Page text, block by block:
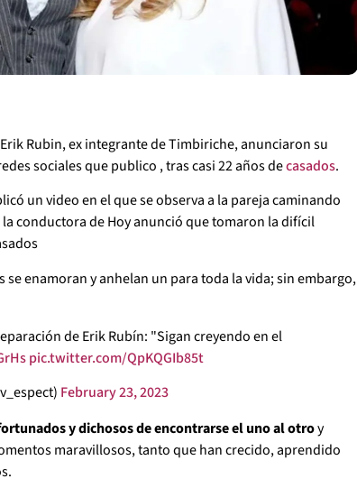
Rubin, ex integrante de Timbiriche, anunciaron su
sociales que publico , tras casi 22 años decasados.
un video en el que se observa a la pareja caminando
conductora de Hoy anunció que tomaron la difícil
enamoran y anhelan un para toda la vida; sin embargo,
de Erik Rubín: "Sigan creyendo en el
pic.twitter.com/QpKQGIb85t
February 23, 2023
y dichosos de encontrarse el uno al otroy
maravillosos, tanto que han crecido, aprendido